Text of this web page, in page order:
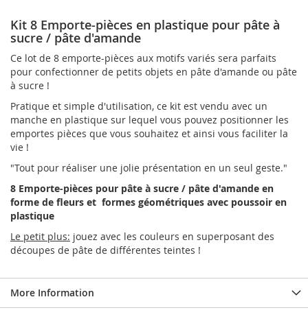
Kit 8 Emporte-pièces en plastique pour pâte à
sucre / pâte d'amande
Ce lot de 8 emporte-pièces aux motifs variés sera parfaits
pour confectionner de petits objets en pâte d'amande ou pâte
à sucre !
Pratique et simple d'utilisation, ce kit est vendu avec un
manche en plastique sur lequel vous pouvez positionner les
emportes pièces que vous souhaitez et ainsi vous faciliter la
vie !
"Tout pour réaliser une jolie présentation en un seul geste."
8 Emporte-pièces pour pâte à sucre / pâte d'amande en
forme de fleurs et formes géométriques avec poussoir en
plastique
Le petit plus: jouez avec les couleurs en superposant des
découpes de pâte de différentes teintes !
More Information